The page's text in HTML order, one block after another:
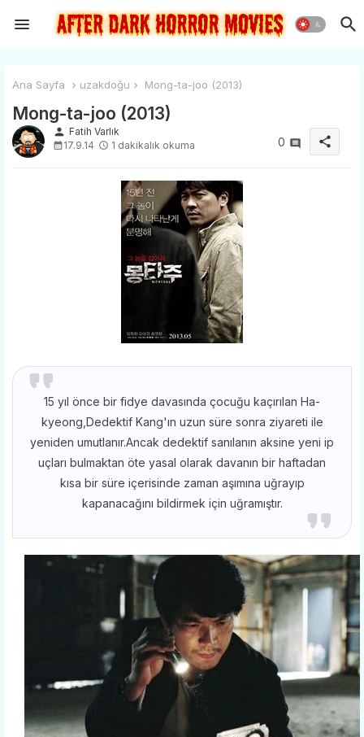
Ana Sayfa uzakdoğu Mong-ta-joo (2013)
Mong-ta-joo (2013)
person Fatih Varlık
17.9.14
1 dakikalık okuma 0 share
15 yıl önce bir fidye davasında çocuğu kaçırılan Ha-
kyeong,Dedektif Kang'ın uzun süre sonra ziyareti ile
yeniden umutlanır.Ancak dedektif sanılanın aksine yeni ip
uçları bulmaktan öte yasal olarak davanın bir haftadan
kısa bir süre içerisinde zaman aşımına uğrayıp
kapanacağını bildirmek için uğramıştır.